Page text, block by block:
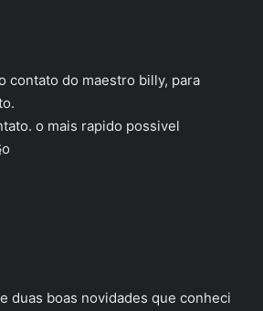
contato do maestro billy, para
o mais rapido possivel
duas boas novidades que conheci